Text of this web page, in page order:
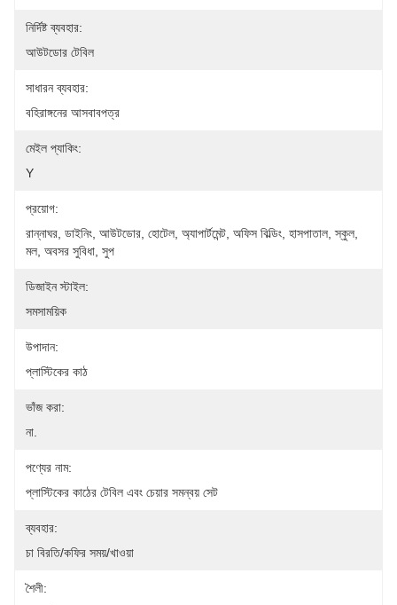
নির্দিষ্ট ব্যবহার:
আউটডোর টেবিল
সাধারন ব্যবহার:
বহিরাঙ্গনের আসবাবপত্র
মেইল প্যাকিং:
Y
প্রয়োগ:
রান্নাঘর, ডাইনিং, আউটডোর, হোটেল, অ্যাপার্টমেন্ট, অফিস বিল্ডিং, হাসপাতাল, স্কুল,
মল, অবসর সুবিধা, সুপ
ডিজাইন স্টাইল:
সমসাময়িক
উপাদান:
প্লাস্টিকের কাঠ
ভাঁজ করা:
না.
পণ্যের নাম:
প্লাস্টিকের কাঠের টেবিল এবং চেয়ার সমন্বয় সেট
ব্যবহার:
চা বিরতি/কফির সময়/খাওয়া
শৈলী: